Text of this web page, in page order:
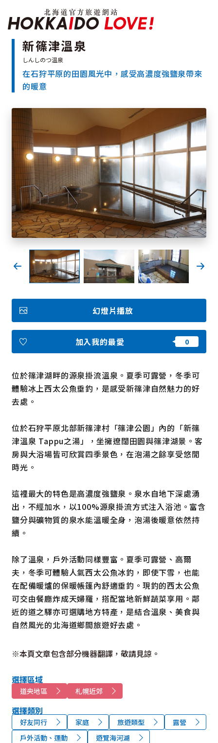
特輯
觀光景點
溫泉
推薦行程
區域指南
美食
預約
交通指南
北海道簡介
依旅遊主題搜尋
下雨也能盡興
七個國立公園
邂逅絕景
基礎知識
我的最愛
Face
book
Insta
gram
YouT
ube
Insta
gram
Face
book
照片集
影片
觀光手冊
使用條款
隱私權政策摘要
Cookie 政策
語言
新篠津溫泉
在石狩平原的田園風光中，感受高濃度強鹽泉帶來
的暖意
位於篠津湖畔的源泉掛流溫泉。夏季可露營，冬季可
體驗冰上西太公魚垂釣，是感受新篠津自然魅力的好
去處。
位於石狩平原北部新篠津村「篠津公園」內的「新篠
津溫泉 Tappu之湯」，坐擁遼闊田園與篠津湖景。客
房與大浴場皆可欣賞四季景色，在泡湯之餘享受悠閒
時光。
這裡最大的特色是高濃度強鹽泉。泉水自地下深處湧
出，不經加水，以100%源泉掛流方式注入浴池。富含
鹽分與礦物質的泉水能溫暖全身，泡湯後暖意依然持
續。
除了溫泉，戶外活動同樣豐富。夏季可露營、高爾
夫，冬季可體驗人氣西太公魚冰釣，即使下雪，也能
在配備暖爐的保暖帳篷內舒適垂釣。現釣的西太公魚
可交由餐廳炸成天婦羅，搭配當地新鮮蔬菜享用。鄰
近的道之驛亦可選購地方特產，是結合溫泉、美食與
自然風光的北海道鄉間旅遊好去處。
※本頁文章包含部分機器翻譯，敬請見諒。
幻燈片播放
加入我的最愛
選擇區域
道央地區 札幌近郊
選擇類別
好友同行 家庭 旅遊類型
露營
戶外活動、運動
遊覽海河湖